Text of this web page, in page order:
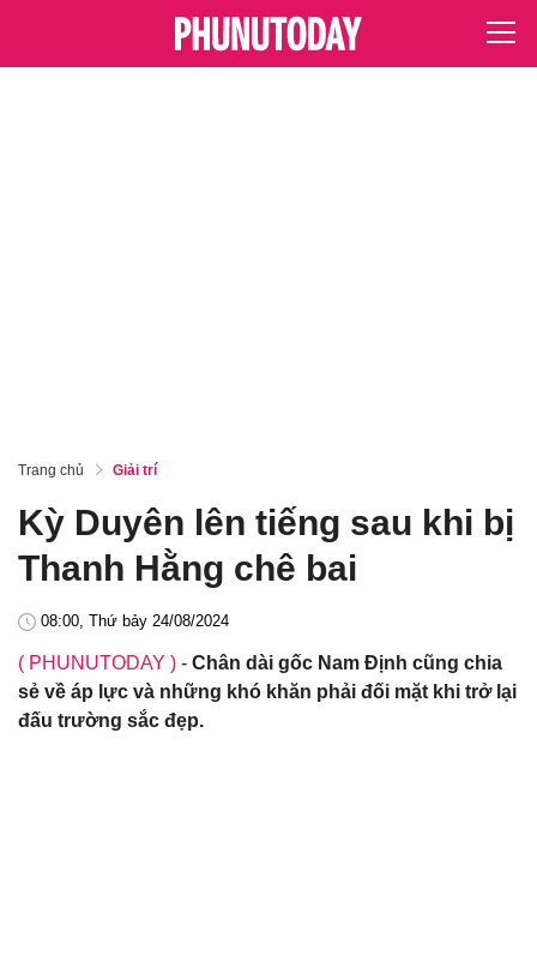
Trang chủ Giải trí
Kỳ Duyên lên tiếng sau khi bị
Thanh Hằng chê bai
08:00, Thứ bảy 24/08/2024
( PHUNUTODAY ) - Chân dài gốc Nam Định cũng chia
sẻ về áp lực và những khó khăn phải đối mặt khi trở lại
đấu trường sắc đẹp.